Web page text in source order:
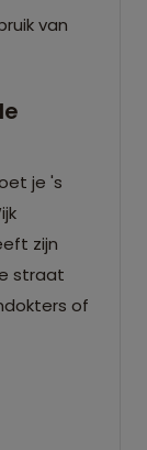
van
je 's
zijn
straat
of